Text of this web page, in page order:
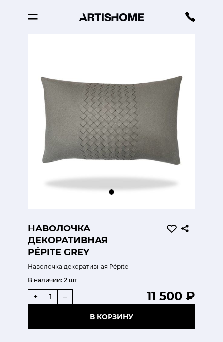
НАВОЛОЧКА
ДЕКОРАТИВНАЯ
PÉPITE GREY
Наволочка декоративная Pépite
В наличии: 2 шт
11 500 ₽
+ –
В КОРЗИНУ